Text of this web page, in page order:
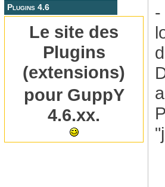
Plugins 4.6
Le site des
Plugins
(extensions)
pour GuppY
4.6.xx.
-